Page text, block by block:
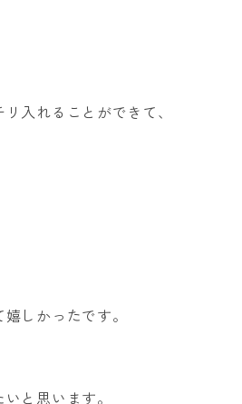
入れることができて、
しかったです。
と思います。